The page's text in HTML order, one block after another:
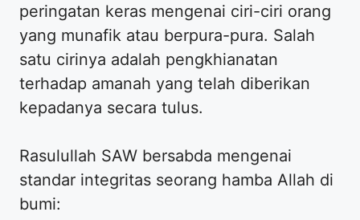
peringatan keras mengenai ciri-ciri orang
yang munafik atau berpura-pura. Salah
satu cirinya adalah pengkhianatan
terhadap amanah yang telah diberikan
kepadanya secara tulus.
Rasulullah SAW bersabda mengenai
standar integritas seorang hamba Allah di
bumi: